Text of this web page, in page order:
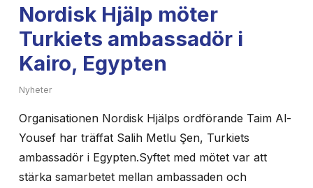
Nordisk Hjälp möter
Turkiets ambassadör i
Kairo, Egypten
Nyheter
Organisationen Nordisk Hjälps ordförande Taim Al-
Yousef har träffat Salih Metlu Şen, Turkiets
ambassadör i Egypten.Syftet med mötet var att
stärka samarbetet mellan ambassaden och